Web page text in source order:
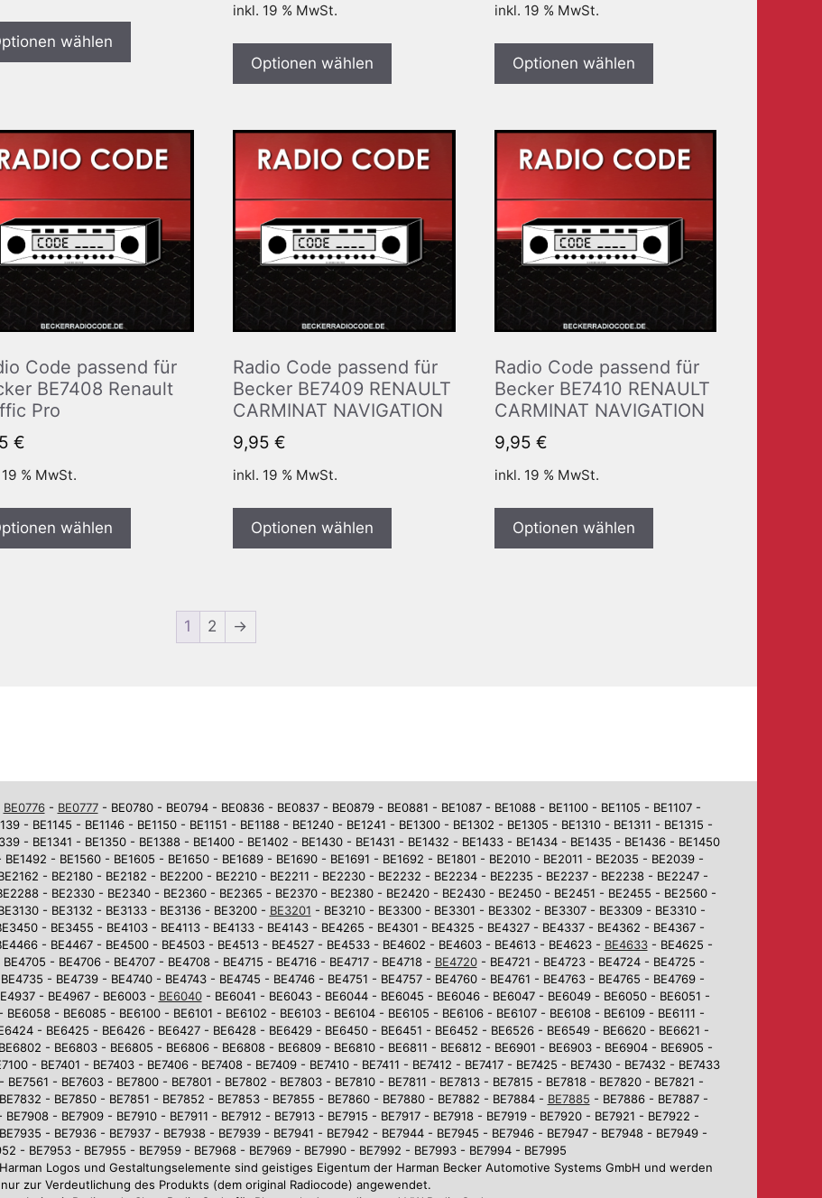
wählen
inkl. 19 % MwSt.
Optionen wählen
inkl. 19 % MwSt.
Optionen wählen
Code passend für
BE7408 Renault
Pro
€
% MwSt.
wählen
Radio Code passend für
Becker BE7409 RENAULT
CARMINAT NAVIGATION
9,95 €
inkl. 19 % MwSt.
Optionen wählen
Radio Code passend für
Becker BE7410 RENAULT
CARMINAT NAVIGATION
9,95 €
inkl. 19 % MwSt.
Optionen wählen
1 2 →
BE0776- BE0777- BE0780 - BE0794 - BE0836 - BE0837 - BE0879 - BE0881 - BE1087 - BE1088 - BE1100 - BE1105 - BE1107 -
- BE1145 - BE1146 - BE1150 - BE1151 - BE1188 - BE1240 - BE1241 - BE1300 - BE1302 - BE1305 - BE1310 - BE1311 - BE1315 -
- BE1341 - BE1350 - BE1388 - BE1400 - BE1402 - BE1430 - BE1431 - BE1432 - BE1433 - BE1434 - BE1435 - BE1436 - BE1450
- BE1560 - BE1605 - BE1650 - BE1689 - BE1690 - BE1691 - BE1692 - BE1801 - BE2010 - BE2011 - BE2035 - BE2039 -
- BE2180 - BE2182 - BE2200 - BE2210 - BE2211 - BE2230 - BE2232 - BE2234 - BE2235 - BE2237 - BE2238 - BE2247 -
- BE2330 - BE2340 - BE2360 - BE2365 - BE2370 - BE2380 - BE2420 - BE2430 - BE2450 - BE2451 - BE2455 - BE2560 -
- BE3132 - BE3133 - BE3136 - BE3200 - BE3201 - BE3210 - BE3300 - BE3301 - BE3302 - BE3307 - BE3309 - BE3310 -
- BE3455 - BE4103 - BE4113 - BE4133 - BE4143 - BE4265 - BE4301 - BE4325 - BE4327 - BE4337 - BE4362 - BE4367 -
- BE4467 - BE4500 - BE4503 - BE4513 - BE4527 - BE4533 - BE4602 - BE4603 - BE4613 - BE4623 - BE4633- BE4625 -
- BE4706 - BE4707 - BE4708 - BE4715 - BE4716 - BE4717 - BE4718 - BE4720- BE4721 - BE4723 - BE4724 - BE4725 -
- BE4739 - BE4740 - BE4743 - BE4745 - BE4746 - BE4751 - BE4757 - BE4760 - BE4761 - BE4763 - BE4765 - BE4769 -
- BE4967 - BE6003 - BE6040- BE6041 - BE6043 - BE6044 - BE6045 - BE6046 - BE6047 - BE6049 - BE6050 - BE6051 -
- BE6085 - BE6100 - BE6101 - BE6102 - BE6103 - BE6104 - BE6105 - BE6106 - BE6107 - BE6108 - BE6109 - BE6111 -
- BE6425 - BE6426 - BE6427 - BE6428 - BE6429 - BE6450 - BE6451 - BE6452 - BE6526 - BE6549 - BE6620 - BE6621 -
- BE6803 - BE6805 - BE6806 - BE6808 - BE6809 - BE6810 - BE6811 - BE6812 - BE6901 - BE6903 - BE6904 - BE6905 -
- BE7401 - BE7403 - BE7406 - BE7408 - BE7409 - BE7410 - BE7411 - BE7412 - BE7417 - BE7425 - BE7430 - BE7432 - BE7433
- BE7603 - BE7800 - BE7801 - BE7802 - BE7803 - BE7810 - BE7811 - BE7813 - BE7815 - BE7818 - BE7820 - BE7821 -
- BE7850 - BE7851 - BE7852 - BE7853 - BE7855 - BE7860 - BE7880 - BE7882 - BE7884 - BE7885 - BE7886 - BE7887 -
- BE7909 - BE7910 - BE7911 - BE7912 - BE7913 - BE7915 - BE7917 - BE7918 - BE7919 - BE7920 - BE7921 - BE7922 -
- BE7936 - BE7937 - BE7938 - BE7939 - BE7941 - BE7942 - BE7944 - BE7945 - BE7946 - BE7947 - BE7948 - BE7949 -
- BE7953 - BE7955 - BE7959 - BE7968 - BE7969 - BE7990 - BE7992 - BE7993 - BE7994 - BE7995
Logos und Gestaltungselemente sind geistiges Eigentum der Harman Becker Automotive Systems GmbH und werden
nur zur Verdeutlichung des Produkts (dem original Radiocode) angewendet.